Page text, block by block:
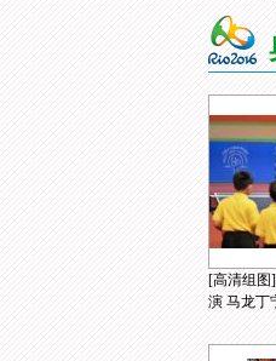
[高清组图
演 马龙丁